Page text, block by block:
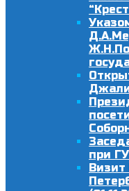
при
Визит